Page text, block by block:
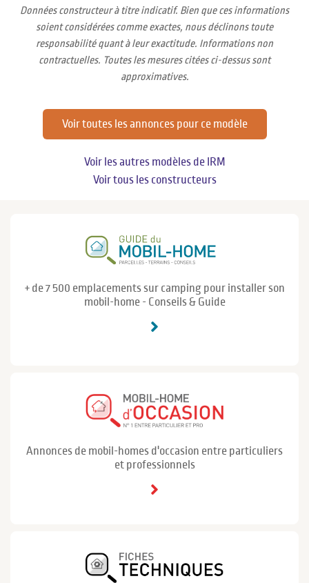
Données constructeur à titre indicatif. Bien que ces informations
soient considérées comme exactes, nous déclinons toute
responsabilité quant à leur exactitude. Informations non
contractuelles. Toutes les mesures citées ci-dessus sont
approximatives.
Voir toutes les annonces pour ce modèle
Voir les autres modèles de IRM
Voir tous les constructeurs
+ de 7 500 emplacements sur camping pour installer son
mobil-home - Conseils & Guide
Annonces de mobil-homes d'occasion entre particuliers
et professionnels